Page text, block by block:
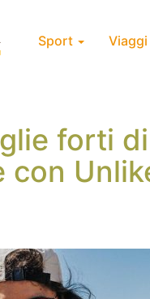
Sport Viaggi
forti
con